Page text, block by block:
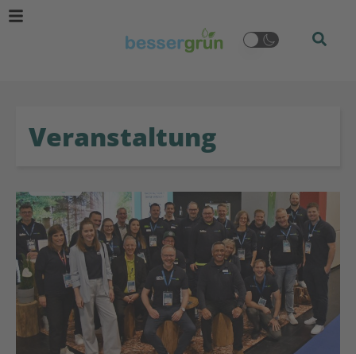
Veranstaltung